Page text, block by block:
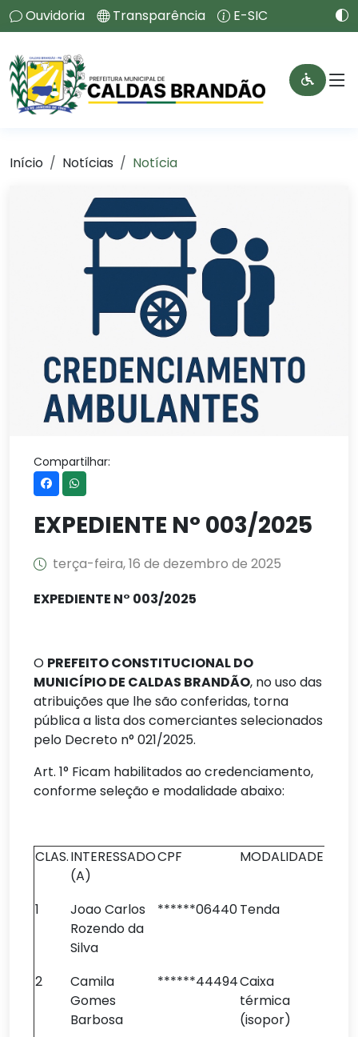
Ouvidoria Transparência E-SIC
Início Notícias Notícia
Compartilhar:
EXPEDIENTE N° 003/2025
terça-feira, 16 de dezembro de 2025
EXPEDIENTE N° 003/2025
O PREFEITO CONSTITUCIONAL DO
MUNICÍPIO DE CALDAS BRANDÃO, no uso das
atribuições que lhe são conferidas, torna
pública a lista dos comerciantes selecionados
pelo Decreto n° 021/2025.
Art. 1° Ficam habilitados ao credenciamento,
conforme seleção e modalidade abaixo:
CLAS.INTERESSADO
(A)
CPF MODALIDADE
1
Joao Carlos
Rozendo da
Silva
******06440Tenda
2
Camila
Gomes
Barbosa
******44494Caixa
térmica
(isopor)